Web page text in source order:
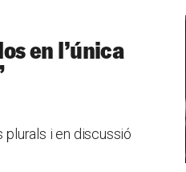
en l’única
plurals i en discussió